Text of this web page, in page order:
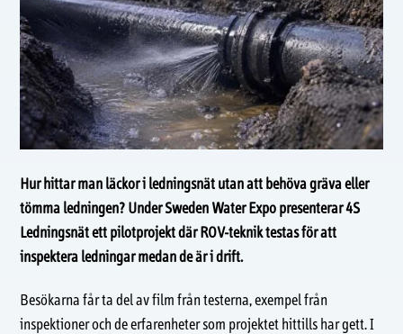
Hur hittar man läckor i ledningsnät utan att behöva gräva eller
tömma ledningen? Under Sweden Water Expo presenterar 4S
Ledningsnät ett pilotprojekt där ROV-teknik testas för att
inspektera ledningar medan de är i drift.
Besökarna får ta del av film från testerna, exempel från
inspektioner och de erfarenheter som projektet hittills har gett. I